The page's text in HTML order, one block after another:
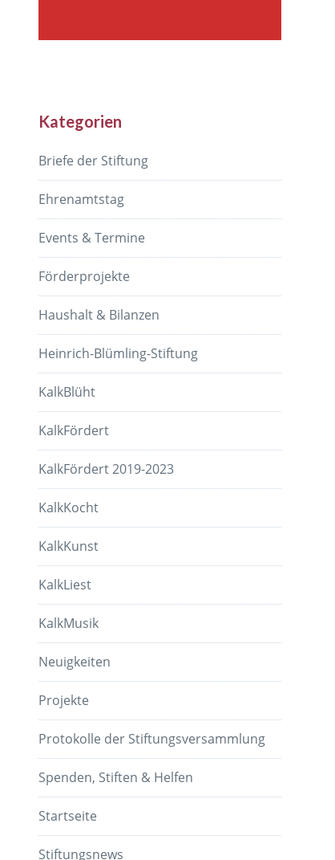
Kategorien
Briefe der Stiftung
Ehrenamtstag
Events & Termine
Förderprojekte
Haushalt & Bilanzen
Heinrich-Blümling-Stiftung
KalkBlüht
KalkFördert
KalkFördert 2019-2023
KalkKocht
KalkKunst
KalkLiest
KalkMusik
Neuigkeiten
Projekte
Protokolle der Stiftungsversammlung
Spenden, Stiften & Helfen
Startseite
Stiftungsnews